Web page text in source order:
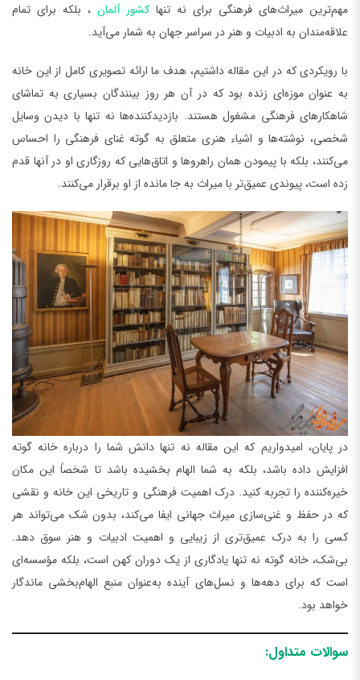
مهم‌ترین میراث‌های فرهنگی برای نه تنها کشور آلمان ، بلکه برای تمام
علاقه‌مندان به ادبیات و هنر در سراسر جهان به شمار می‌آید.
با رویکردی که در این مقاله داشتیم، هدف ما ارائه تصویری کامل از این خانه
به عنوان موزه‌ای زنده بود که در آن هر روز بینندگان بسیاری به تماشای
شاهکارهای فرهنگی مشغول هستند. بازدیدکننده‌ها نه تنها با دیدن وسایل
شخصی، نوشته‌ها و اشیاء هنری متعلق به گوته غنای فرهنگی را احساس
می‌کنند، بلکه با پیمودن همان راهروها و اتاق‌هایی که روزگاری او در آنها قدم
زده است، پیوندی عمیق‌تر با میراث به جا مانده از او برقرار می‌کنند.
در پایان، امیدواریم که این مقاله نه تنها دانش شما را درباره خانه گوته
افزایش داده باشد، بلکه به شما الهام بخشیده باشد تا شخصاً این مکان
خیره‌کننده را تجربه کنید. درک اهمیت فرهنگی و تاریخی این خانه و نقشی
که در حفظ و غنی‌سازی میراث جهانی ایفا می‌کند، بدون شک می‌تواند هر
کسی را به درک عمیق‌تری از زیبایی و اهمیت ادبیات و هنر سوق دهد.
بی‌شک، خانه گوته نه تنها یادگاری از یک دوران کهن است، بلکه مؤسسه‌ای
است که برای دهه‌ها و نسل‌های آینده به‌عنوان منبع الهام‌بخشی ماندگار
خواهد بود.
سوالات متداول: